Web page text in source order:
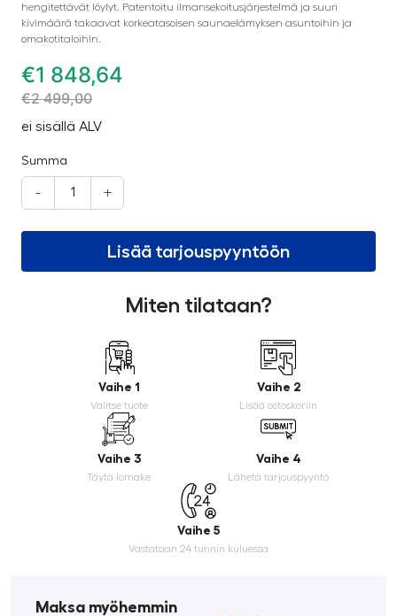
hengitettävät löylyt. Patentoitu ilmansekoitusjärjestelmä ja suuri
kivimäärä takaavat korkeatasoisen saunaelämyksen asuntoihin ja
omakotitaloihin.
€1 848,64
€2 499,00
ei sisällä ALV
Summa
- +
Lisää tarjouspyyntöön
Miten tilataan?
Vaihe 1
Valitse tuote
Vaihe 2
Lisää ostoskoriin
Vaihe 3
Täytä lomake
Vaihe 4
Lähetä tarjouspyyntö
Vaihe 5
Vastataan 24 tunnin kuluessa
Maksa myöhemmin